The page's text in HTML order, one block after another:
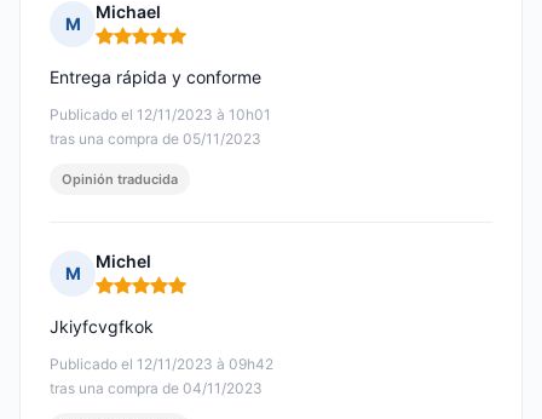
M
Michael
Nota: 5 de 5
Publicado el 12/11/2023 à 10h01
tras una compra de 05/11/2023
Entrega rápida y conforme
Opinión traducida
M
Michel
Nota: 5 de 5
Publicado el 12/11/2023 à 09h42
tras una compra de 04/11/2023
Jkiyfcvgfkok